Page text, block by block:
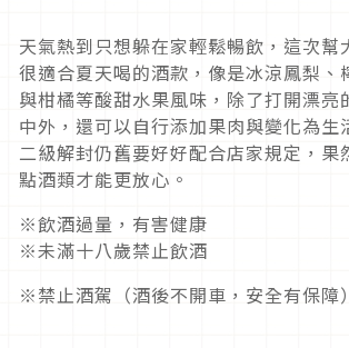
天氣熱到只想躲在家輕鬆暢飲，這次幫
很適合夏天喝的酒款，像是冰涼鳳梨、
與柑橘等酸甜水果風味，除了打開漂亮
中外，還可以自行添加果肉與變化為生
二級解封仍舊要好好配合店家規定，果
點酒類才能更放心。
※飲酒過量，有害健康
※未滿十八歲禁止飲酒
※禁止酒駕（酒後不開車，安全有保障）